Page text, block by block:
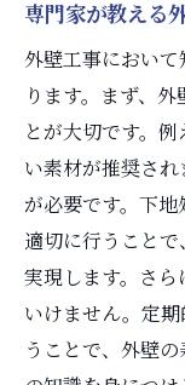
専門家が教える
外壁工事におい
ります。まず、
とが大切です。
い素材が推奨さ
が必要です。下
適切に行うこと
実現します。さ
いけません。定
うことで、外壁